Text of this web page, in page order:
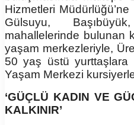
Hizmetleri Müdürlüğü’ne
Gülsuyu,
mahallelerinde bulunan
yaşam merkezleriyle,
50 yaş üstü yurttaşlara
Yaşam Merkezi
‘GÜÇLÜ KADIN VE
KALKINIR’